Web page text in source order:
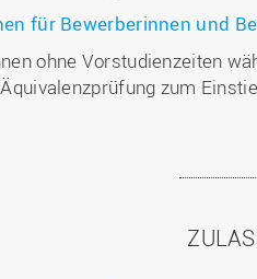
für Bewerberinnen und
ohne Vorstudienzeiten
zum